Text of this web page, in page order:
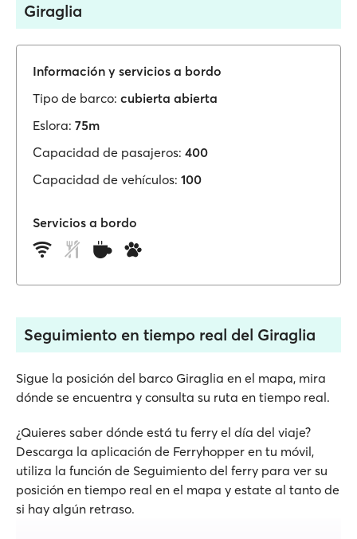
Giraglia
Información y servicios a bordo
Tipo de barco: cubierta abierta
Eslora: 75m
Capacidad de pasajeros: 400
Capacidad de vehículos: 100
Servicios a bordo
Seguimiento en tiempo real del Giraglia
Sigue la posición del barco Giraglia en el mapa, mira
dónde se encuentra y consulta su ruta en tiempo real.
¿Quieres saber dónde está tu ferry el día del viaje?
Descarga la aplicación de Ferryhopper en tu móvil,
utiliza la función de Seguimiento del ferry para ver su
posición en tiempo real en el mapa y estate al tanto de
si hay algún retraso.